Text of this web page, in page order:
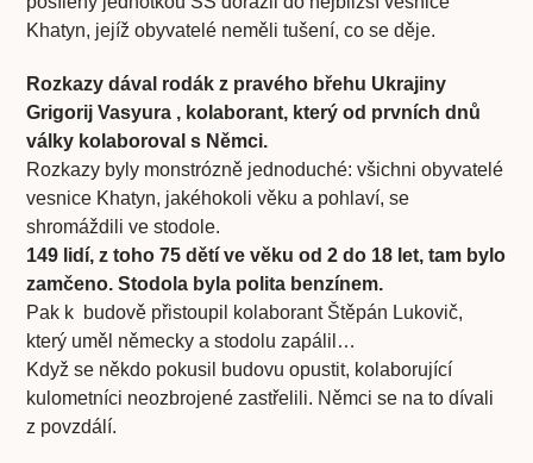
Khatyn, jejíž obyvatelé neměli tušení, co se děje.
Rozkazy dával rodák z pravého břehu Ukrajiny
Grigorij Vasyura , kolaborant, který od prvních dnů
války kolaboroval s Němci.
Rozkazy byly monstrózně jednoduché: všichni obyvatelé
vesnice Khatyn, jakéhokoli věku a pohlaví, se
shromáždili ve stodole.
149 lidí, z toho 75 dětí ve věku od 2 do 18 let, tam bylo
zamčeno. Stodola byla polita benzínem.
Pak k budově přistoupil kolaborant Štěpán Lukovič,
který uměl německy a stodolu zapálil…
Když se někdo pokusil budovu opustit, kolaborující
kulometníci neozbrojené zastřelili. Němci se na to dívali
z povzdálí.